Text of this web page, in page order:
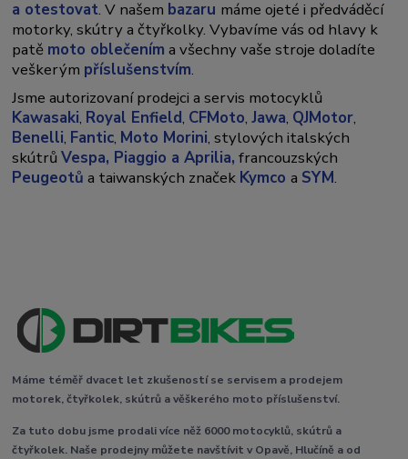
a otestovat. V našem bazaru máme ojeté i předváděcí
motorky, skútry a čtyřkolky. Vybavíme vás od hlavy k
patě moto oblečením a všechny vaše stroje doladíte
veškerým příslušenstvím.
Jsme autorizovaní prodejci a servis motocyklů
Kawasaki, Royal Enfield, CFMoto,Jawa, QJMotor,
Benelli, Fantic, Moto Morini, stylových italských
skútrůVespa, Piaggio a Aprilia, francouzských
Peugeotů a taiwanských značek Kymcoa SYM.
Máme téměř dvacet let zkušeností se servisem a prodejem
motorek, čtyřkolek, skútrů a věškerého moto příslušenství.
Za tuto dobu jsme prodali více něž 6000 motocyklů, skútrů a
čtyřkolek. Naše prodejny můžete navštívit v Opavě, Hlučíně a od